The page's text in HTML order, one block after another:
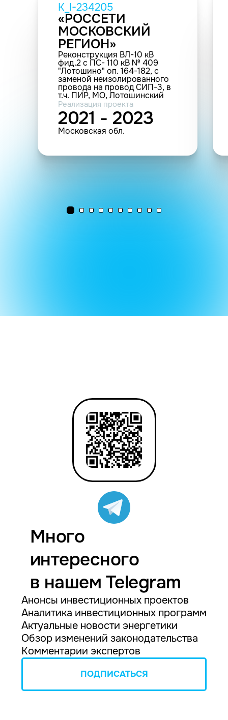
K_I-234205
«РОССЕТИ
МОСКОВСКИЙ
РЕГИОН»
Реконструкция ВЛ-10 кВ
фид.2 с ПС- 110 кВ № 409
"Лотошино" оп. 164-182, с
заменой неизолированного
провода на провод СИП-3, в
т.ч. ПИР, МО, Лотошинский
район (0.913 км; 2 шт.
(прочие))
Реализация проекта
2021 - 2023
Московская обл.
Много
интересного
в нашем Telegram
Анонсы инвестиционных проектов
Аналитика инвестиционных программ
Актуальные новости энергетики
Обзор изменений законодательства
Комментарии экспертов
ПОДПИСАТЬСЯ